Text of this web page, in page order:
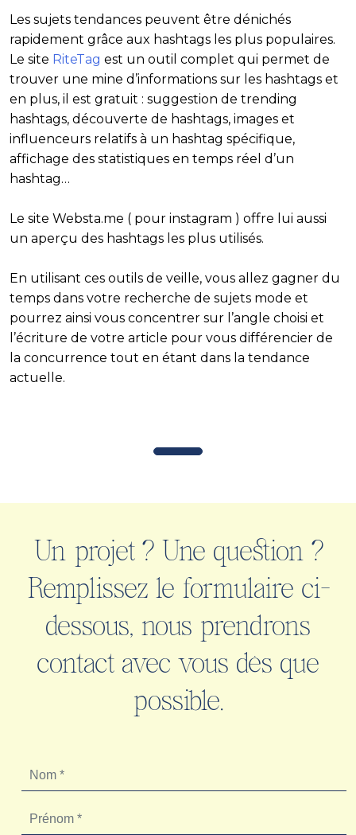
Les sujets tendances peuvent être dénichés
rapidement grâce aux hashtags les plus populaires.
Le site RiteTag est un outil complet qui permet de
trouver une mine d’informations sur les hashtags et
en plus, il est gratuit : suggestion de trending
hashtags, découverte de hashtags, images et
influenceurs relatifs à un hashtag spécifique,
affichage des statistiques en temps réel d’un
hashtag…
Le site Websta.me ( pour instagram ) offre lui aussi
un aperçu des hashtags les plus utilisés.
En utilisant ces outils de veille, vous allez gagner du
temps dans votre recherche de sujets mode et
pourrez ainsi vous concentrer sur l’angle choisi et
l’écriture de votre article pour vous différencier de
la concurrence tout en étant dans la tendance
actuelle.
Un projet ? Une question ?
Remplissez le formulaire ci-
dessous, nous prendrons
contact avec vous dès que
possible.